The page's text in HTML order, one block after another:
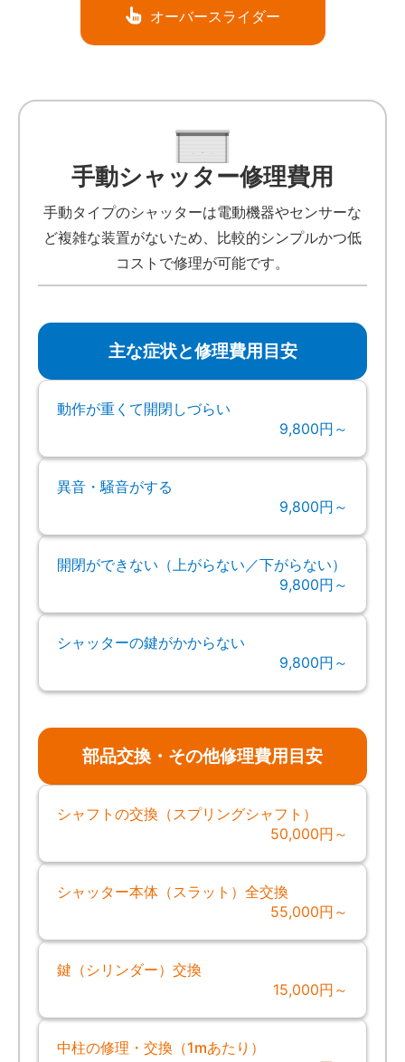
オーバースライダー
手動シャッター修理費用
手動タイプのシャッターは電動機器やセンサーな
ど複雑な装置がないため、比較的シンプルかつ低
コストで修理が可能です。
主な症状と修理費用目安
動作が重くて開閉しづらい
9,800円～
異音・騒音がする
9,800円～
開閉ができない（上がらない／下がらない）
9,800円～
シャッターの鍵がかからない
9,800円～
部品交換・その他修理費用目安
シャフトの交換（スプリングシャフト）
50,000円～
シャッター本体（スラット）全交換
55,000円～
鍵（シリンダー）交換
15,000円～
中柱の修理・交換（1mあたり）